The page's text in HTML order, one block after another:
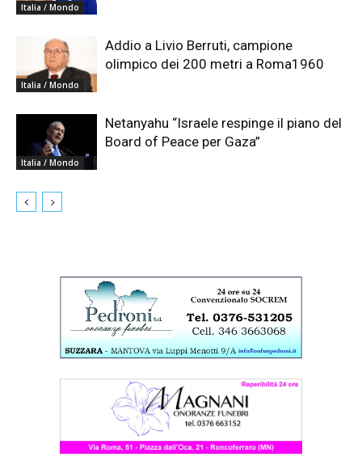
Italia / Mondo
Italia / Mondo
Addio a Livio Berruti, campione
olimpico dei 200 metri a Roma1960
Italia / Mondo
Netanyahu “Israele respinge il piano del
Board of Peace per Gaza”